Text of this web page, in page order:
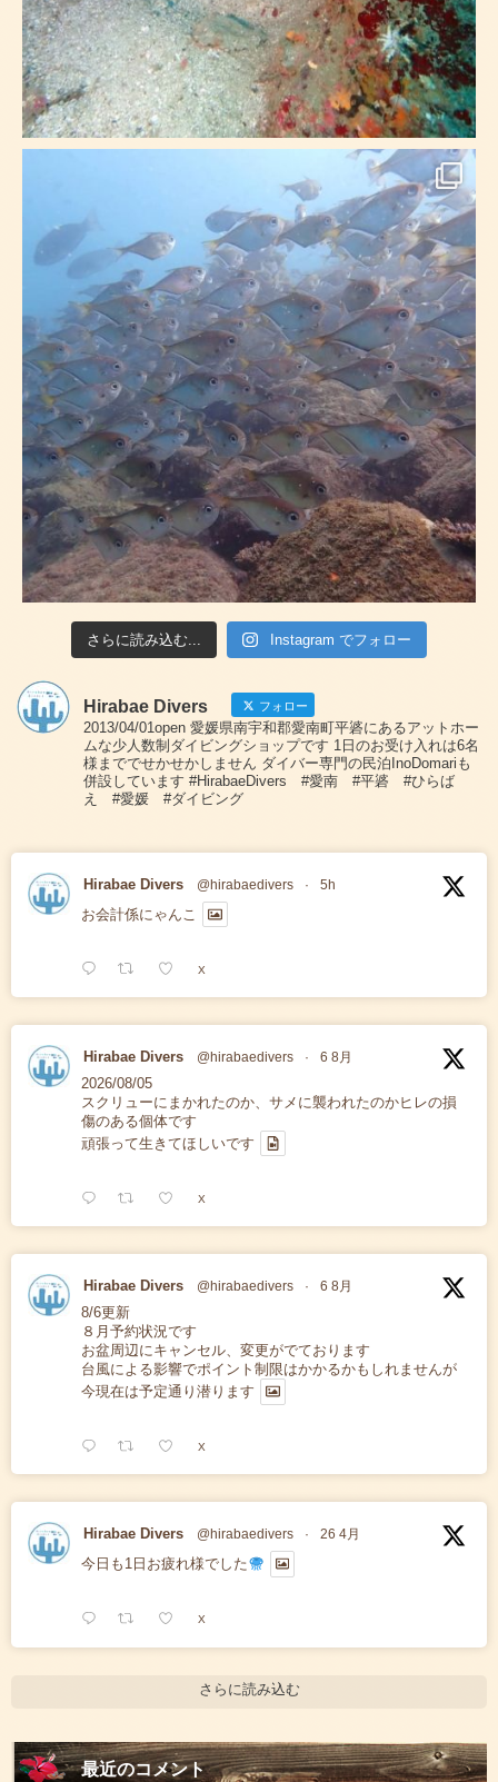
さらに読み込む... Instagram でフォロー
Hirabae Divers フォロー
2013/04/01open 愛媛県南宇和郡愛南町平碆にあるアットホー
ムな少人数制ダイビングショップです 1日のお受け入れは6名
様まででせかせかしません ダイバー専門の民泊InoDomariも
併設しています #HirabaeDivers #愛南 #平碆 #ひらば
え #愛媛 #ダイビング
Hirabae Divers @hirabaedivers · 5h
お会計係にゃんこ
X
Hirabae Divers @hirabaedivers · 6 8月
2026/08/05
スクリューにまかれたのか、サメに襲われたのかヒレの損
傷のある個体です
頑張って生きてほしいです
X
Hirabae Divers @hirabaedivers · 6 8月
8/6更新
８月予約状況です
お盆周辺にキャンセル、変更がでております
台風による影響でポイント制限はかかるかもしれませんが
今現在は予定通り潜ります
X
Hirabae Divers @hirabaedivers · 26 4月
今日も1日お疲れ様でした
X
さらに読み込む
最近のコメント